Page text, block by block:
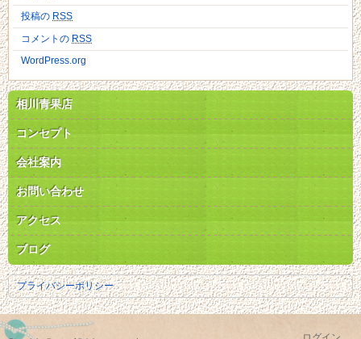
投稿の RSS
コメントの RSS
WordPress.org
相川青果店
コンセプト
会社案内
お問い合わせ
アクセス
ブログ
プライバシーポリシー